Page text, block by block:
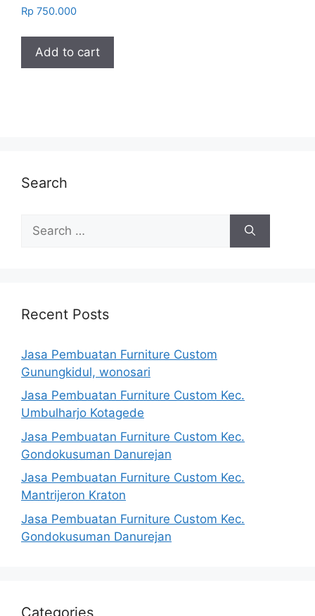
Rp 750.000
Add to cart
Search
for:
Recent Posts
Jasa Pembuatan Furniture Custom
Gunungkidul, wonosari
Jasa Pembuatan Furniture Custom Kec.
Umbulharjo Kotagede
Jasa Pembuatan Furniture Custom Kec.
Gondokusuman Danurejan
Jasa Pembuatan Furniture Custom Kec.
Mantrijeron Kraton
Jasa Pembuatan Furniture Custom Kec.
Gondokusuman Danurejan
Categories